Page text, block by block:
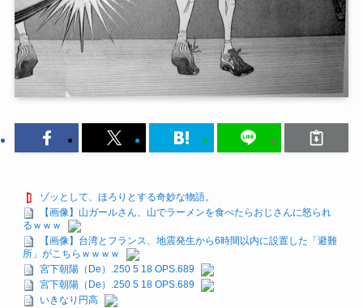
ゾッとして、ほろりとする奇妙な物語。
【画像】山ガールさん、山でラーメンを食べたらおじさんに怒られ
るｗｗｗ
【画像】台湾とフランス、地震発生から6時間以内に設置した「避難
所」がこちらｗｗｗｗ
宮下朝陽（De）.250 5 18 OPS.689
宮下朝陽（De）.250 5 18 OPS.689
いきなり円高